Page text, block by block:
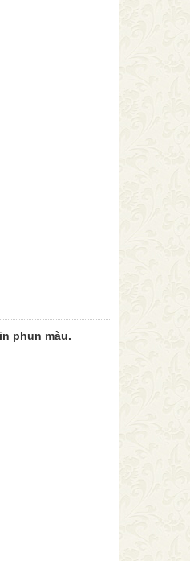
phun màu.